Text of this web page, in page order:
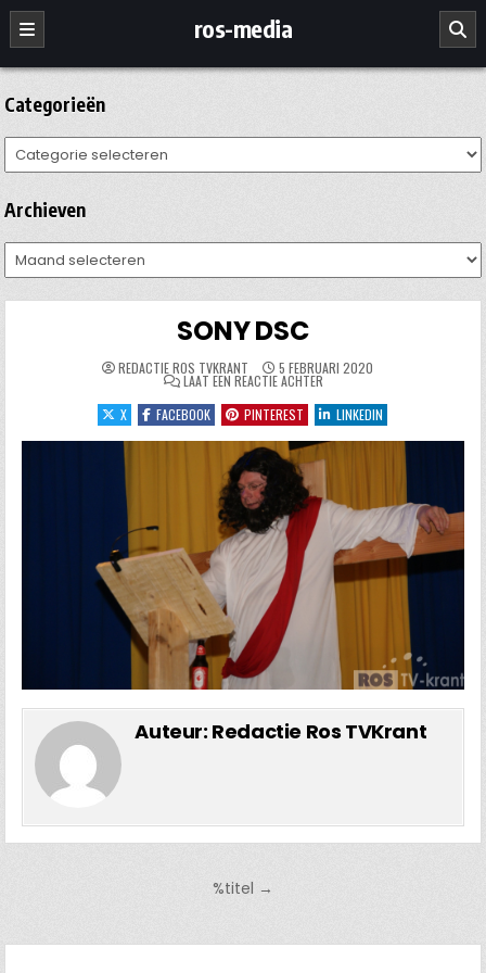
Ga
naar
de
inhoud
ros-media
Categorieën
Categorieën
Archieven
Archieven
SONY DSC
REDACTIE ROS TVKRANT 5 FEBRUARI 2020
LAAT EEN REACTIE ACHTEROP
SONY
DSC
X FACEBOOK PINTEREST LINKEDIN
Auteur: Redactie Ros TVKrant
%titel →